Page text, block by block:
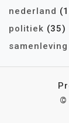
nederland
politiek (35)
samenleving
©